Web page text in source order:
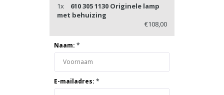
1x
610 305 1130 Originele lamp
met behuizing
€108,00
Naam: *
E-mailadres: *